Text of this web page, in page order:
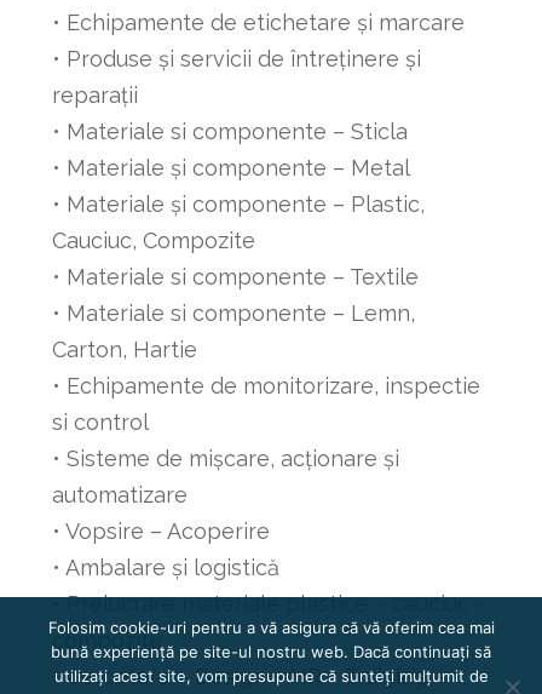
• Echipamente de etichetare și marcare
• Produse și servicii de întreținere și
reparații
• Materiale si componente – Sticla
• Materiale și componente – Metal
• Materiale și componente – Plastic,
Cauciuc, Compozite
• Materiale si componente – Textile
• Materiale si componente – Lemn,
Carton, Hartie
• Echipamente de monitorizare, inspectie
si control
• Sisteme de mișcare, acționare și
automatizare
• Vopsire – Acoperire
• Ambalare și logistică
• Prelucrare materiale plastice – cauciuc –
compozite
• Cercetare – Design – HR – Training –
Folosim cookie-uri pentru a vă asigura că vă oferim cea mai
bună experiență pe site-ul nostru web. Dacă continuați să
utilizați acest site, vom presupune că sunteți mulțumit de